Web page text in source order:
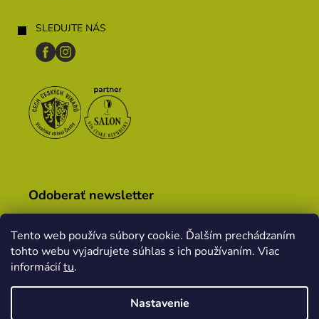
Tento web používa súbory cookie. Ďalším prechádzaním
tohto webu vyjadrujete súhlas s ich používaním. Viac
informáciítu.
Nastavenie
SLEDUJTE NÁS
Odoberať newsletter
Vložením e-mailu súhlasíte s podmienkami ochrany
osobných údajov
PRIHLÁSIŤ